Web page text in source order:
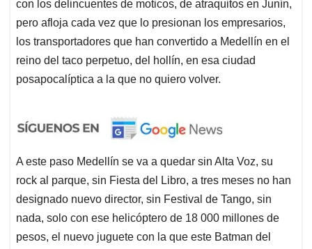
con los delincuentes de moticos, de atraquitos en Junín,
pero afloja cada vez que lo presionan los empresarios,
los transportadores que han convertido a Medellín en el
reino del taco perpetuo, del hollín, en esa ciudad
posapocalíptica a la que no quiero volver.
A este paso Medellín se va a quedar sin Alta Voz, su
rock al parque, sin Fiesta del Libro, a tres meses no han
designado nuevo director, sin Festival de Tango, sin
nada, solo con ese helicóptero de 18 000 millones de
pesos, el nuevo juguete con la que este Batman del